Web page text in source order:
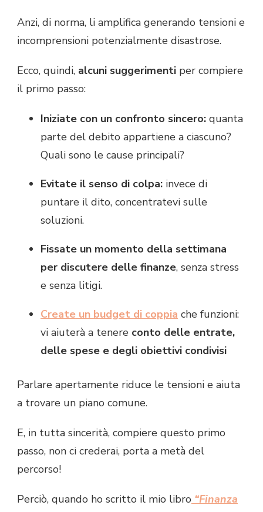
Anzi, di norma, li amplifica generando tensioni e
incomprensioni potenzialmente disastrose.
Ecco, quindi, alcuni suggerimenti per compiere
il primo passo:
Iniziate con un confronto sincero: quanta
parte del debito appartiene a ciascuno?
Quali sono le cause principali?
Evitate il senso di colpa: invece di
puntare il dito, concentratevi sulle
soluzioni.
Fissate un momento della settimana
per discutere delle finanze, senza stress
e senza litigi.
Create un budget di coppia che funzioni:
vi aiuterà a tenere conto delle entrate,
delle spese e degli obiettivi condivisi
Parlare apertamente riduce le tensioni e aiuta
a trovare un piano comune.
E, in tutta sincerità, compiere questo primo
passo, non ci crederai, porta a metà del
percorso!
Perciò, quando ho scritto il mio libro “Finanza